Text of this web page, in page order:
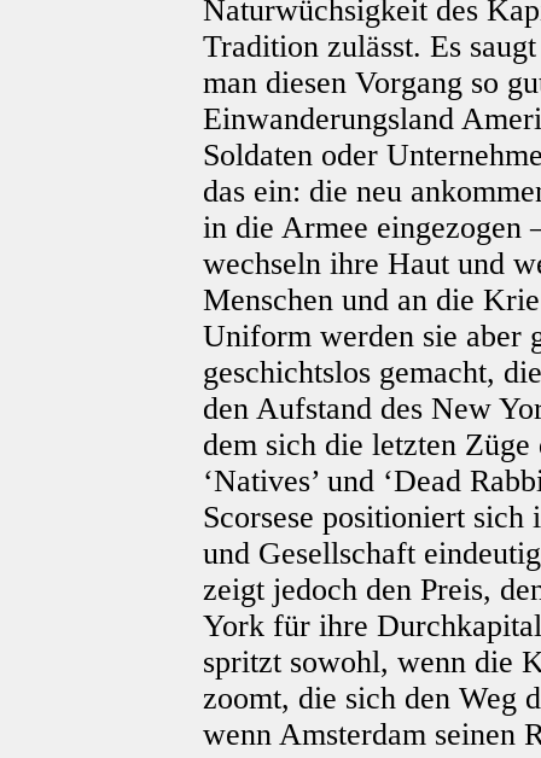
Naturwüchsigkeit des
Tradition zulässt. Es
man diesen Vorgang so
Einwanderungsland
Soldaten oder
das ein: die neu
in die Armee eingezogen
wechseln ihre Haut und
Menschen und an die
Uniform werden sie aber
geschichtslos gemacht,
den Aufstand des New
dem sich die letzten
‘Natives’ und ‘Dead
Scorsese positioniert
und Gesellschaft
zeigt jedoch den Preis,
York für ihre
spritzt sowohl, wenn die
zoomt, die sich den Weg
wenn Amsterdam seinen